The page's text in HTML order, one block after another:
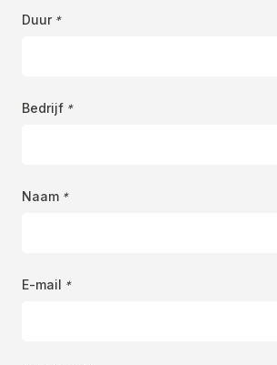
MM
Duur *
Bedrijf *
Naam *
E-mail *